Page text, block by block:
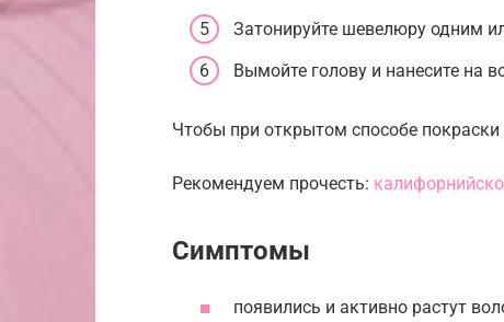
Затонируйте шевелюру одним
Вымойте голову и нанесите на
Чтобы при открытом способе покраски
Рекомендуем прочесть:
Симптомы
появились и активно растут